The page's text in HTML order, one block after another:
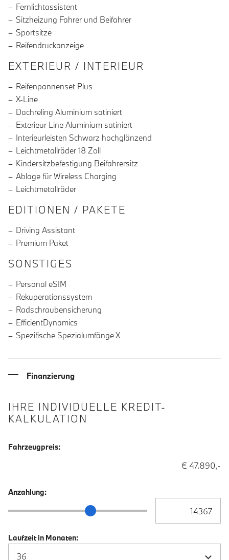
Fernlichtassistent
Sitzheizung Fahrer und Beifahrer
Sportsitze
Reifendruckanzeige
EXTERIEUR / INTERIEUR
Reifenpannenset Plus
X-Line
Dachreling Aluminium satiniert
Exterieur Line Aluminium satiniert
Interieurleisten Schwarz hochglänzend
Leichtmetallräder 18 Zoll
Kindersitzbefestigung Beifahrersitz
Ablage für Wireless Charging
Leichtmetallräder
EDITIONEN / PAKETE
Driving Assistant
Premium Paket
SONSTIGES
Personal eSIM
Rekuperationssystem
Radschraubensicherung
EfficientDynamics
Spezifische Spezialumfänge X
Finanzierung
IHRE INDIVIDUELLE KREDIT-
KALKULATION
Fahrzeugpreis:
€ 47.890,-
Anzahlung:
Anzahlung Schieberegler
Laufzeit in Monaten: